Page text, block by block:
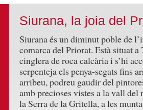
Siurana, la joia del
Siurana és un diminut poble de
comarca del Priorat. Està situat a
cinglera de roca calcària i s’hi
serpenteja els penya-segats fins
arribeu, podreu gaudir del
amb precioses vistes a la vall del
la Serra de la Gritella, a les